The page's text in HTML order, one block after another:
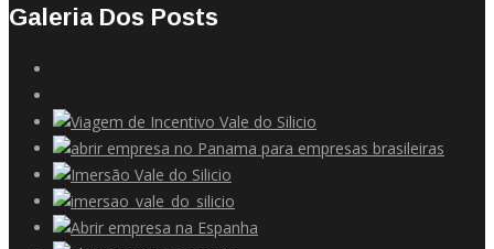
Galeria Dos Posts